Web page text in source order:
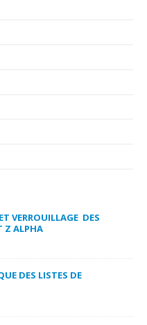
VERROUILLAGE DES
Z ALPHA
DES LISTES DE